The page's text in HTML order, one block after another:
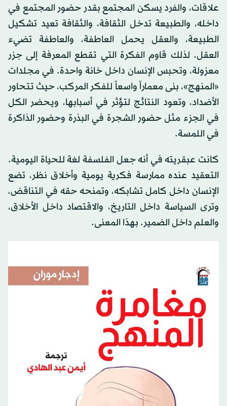
علاقات، والفرد يسكن المجتمع بقدر حضور المجتمع في
داخله، والطبيعة تدخل الثقافة، والثقافة تعيد تشكيل
الطبيعة، والعقل يحمل العاطفة، والعاطفة تضيء
العقل. لذلك قاوم الفكرة التي تقطع المعرفة إلى جزر
معزولة، وتحبس الإنسان داخل خانة واحدة. في مجلدات
«المنهج»، بنى معماراً واسعاً للفكر المركب، حيث تتحاور
الأضداد، وتعود النتائج لتؤثر في أسبابها، ويحضر الكل
في الجزء مثل حضور الشجرة في البذرة وحضور الذاكرة
في اللمسة.
كانت عبقريته في أنه جعل الفلسفة لغة للحياة اليومية.
التعقيد عنده ممارسة فكرية يومية وأخلاق نظر، تضع
الإنسان داخل كامل تشابكه، وتمنحه حقه في التناقض،
وترى السياسة داخل التاريخ، والاقتصاد داخل الأخلاق،
والعلم داخل الضمير. بهذا المعنى.